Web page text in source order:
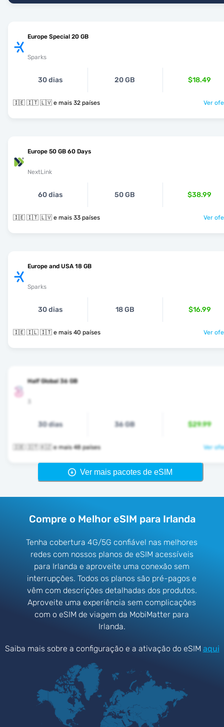
Europe Special 20 GB
Sparks
30 dias 20 GB $18.49
🇮🇪 🇮🇹 🇱🇻 e mais 32 países Ver
Europe 50 GB 60 Days
NextLink
60 dias 50 GB $38.99
🇮🇪 🇮🇹 🇱🇻 e mais 33 países Ver
Europe and USA 18 GB
Sparks
30 dias 18 GB $16.99
🇮🇪 🇮🇱 🇮🇹 e mais 40 países Ver
Half Global 36 GB
30 dias 36 GB $29.99
🇮🇪 🇮🇹 🇰🇿 e mais 48 países Ver
Ver mais pacotes de eSIM
Compre o Melhor eSIM para Irlanda
Tenha cobertura 4G/5G confiável nas melhores
redes com nossos planos de eSIM acessíveis
para Irlanda e aproveite uma conexão sem
interrupções. Todos os planos são pré-pagos e
vêm com descrições detalhadas dos produtos.
Aproveite uma experiência sem complicações
com o eSIM de viagem da MobiMatter para
Irlanda.
Saiba mais sobre a configuração e a ativação do eSIM aqui